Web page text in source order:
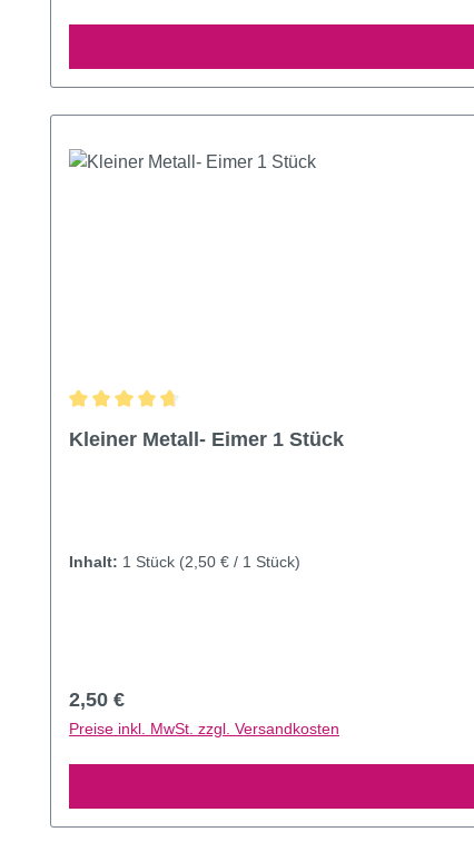
Durchschnittliche Bewertung von 4.86 von 5 Sternen
Kleiner Metall- Eimer 1 Stück
Inhalt: 1 Stück (2,50 € / 1 Stück)
Regulärer Preis:
2,50 €
Preise inkl. MwSt. zzgl. Versandkosten